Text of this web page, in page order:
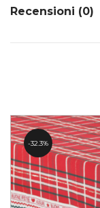
Recensioni (0)
32.3%